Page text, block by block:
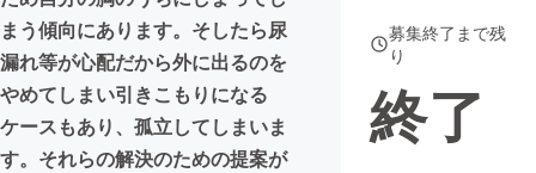
CAMPFIRE for Social Good
CAMPFIRE Creation
CAMPFIREふるさと納税machi-ya コミュニティ
まう傾向にあります。そしたら尿
漏れ等が心配だから外に出るのを
やめてしまい引きこもりになる
ケースもあり、孤立してしまいま
す。それらの解決のための提案が
募集終了まで残
り
終了